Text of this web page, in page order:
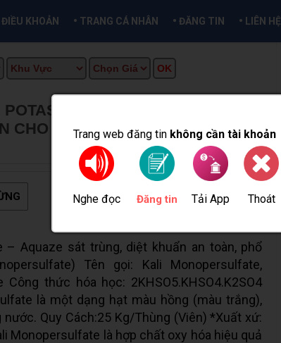
Trang web đăng tin không cần tài khoản
Nghe đọc Đăng tin Tải App Thoát
ĐIỀU KHOẢN • TRANG CÁ NHÂN • ĐĂNG TIN • LIÊN HỆ
MONOPERSULFATE
CHO AO NUÔI★MUA BÁN TẠI
– Aquaze sát trùng, diệt khuẩn an toàn, phổ
Tên gọi: Kali Monopersulfate,
thức hóa học: 2KHSO5.KHSO4.K2SO4
là một dạng hạt màu hồng (màu trắng),
Quy Cách:25 Kg/Thùng (Viên) *Xuất xứ:
Monopersulfate là hợp chất oxy hóa hiệu quả